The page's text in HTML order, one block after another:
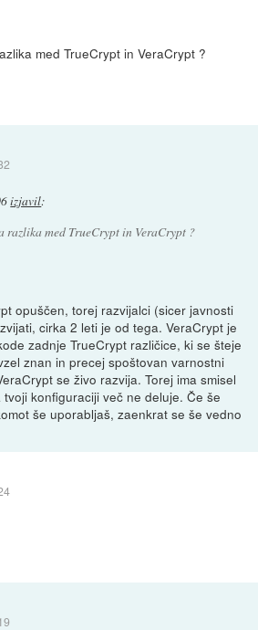
med TrueCrypt in VeraCrypt ?
izjavil:
razlika med TrueCrypt in VeraCrypt ?
opuščen, torej razvijalci (sicer javnosti
cirka 2 leti je od tega. VeraCrypt je
zadnje TrueCrypt različice, ki se šteje
znan in precej spoštovan varnostni
se živo razvija. Torej ima smisel
konfiguraciji več ne deluje. Če še
še uporabljaš, zaenkrat se še vedno